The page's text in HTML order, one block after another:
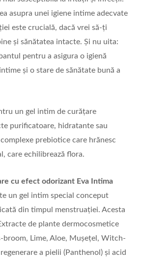
asupra unei igiene intime adecvate
este crucială, dacă vrei să-ți
și sănătatea intacte. Și nu uita:
pentru a asigura o igienă
și o stare de sănătate bună a
un gel intim de curățare
purificatoare, hidratante sau
prebiotice care hrănesc
care echilibrează flora.
cu efect odorizant Eva Intima
un gel intim special conceput
din timpul menstruației. Acesta
de plante dermocosmetice
broom, Lime, Aloe, Mușețel, Witch-
a pielii (Panthenol) și acid